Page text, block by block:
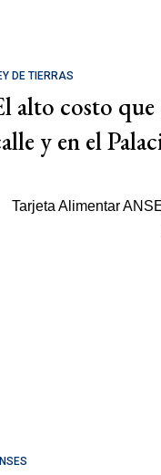
DE TIERRAS
alto costo
y en el